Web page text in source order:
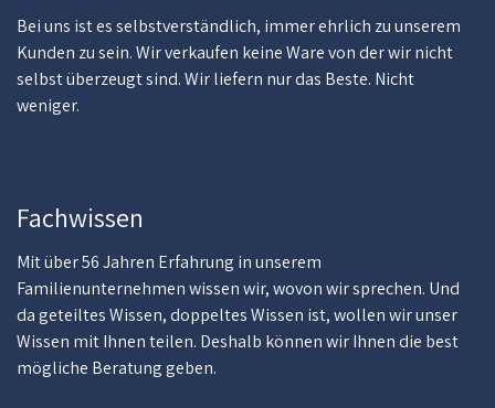
Bei uns ist es selbstverständlich, immer ehrlich zu unserem
Kunden zu sein. Wir verkaufen keine Ware von der wir nicht
selbst überzeugt sind. Wir liefern nur das Beste. Nicht
weniger.
Fachwissen
Mit über 56 Jahren Erfahrung in unserem
Familienunternehmen wissen wir, wovon wir sprechen. Und
da geteiltes Wissen, doppeltes Wissen ist, wollen wir unser
Wissen mit Ihnen teilen. Deshalb können wir Ihnen die best
mögliche Beratung geben.